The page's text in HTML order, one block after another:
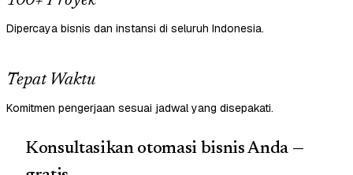
Dipercaya bisnis dan instansi di seluruh Indonesia.
Tepat Waktu
Komitmen pengerjaan sesuai jadwal yang disepakati.
Konsultasikan otomasi bisnis Anda —